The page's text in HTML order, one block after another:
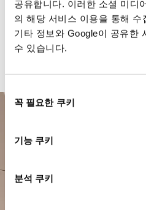
공유합니다. 이러한 소셜 미디
의 해당 서비스 이용을 통해
기타 정보와 Google이 공유한
수 있습니다.
동
꼭 필요한 쿠키
기능 쿠키
분석 쿠키